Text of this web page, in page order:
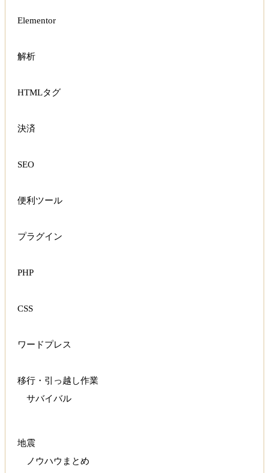
Elementor
解析
HTMLタグ
決済
SEO
便利ツール
プラグイン
PHP
CSS
ワードプレス
移行・引っ越し作業
サバイバル
地震
ノウハウまとめ